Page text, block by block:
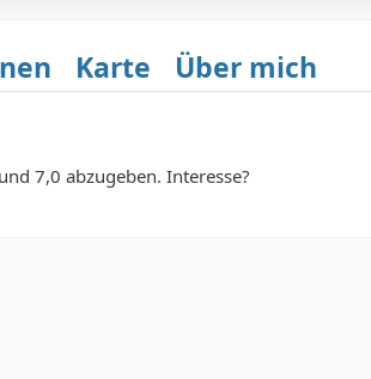
Karte Über mich
7,0 abzugeben. Interesse?